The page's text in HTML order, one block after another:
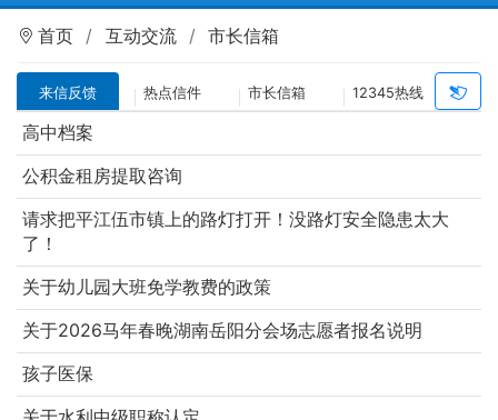
首页 互动交流 市长信箱
来信反馈 热点信件 市长信箱 12345热线
高中档案
公积金租房提取咨询
请求把平江伍市镇上的路灯打开！没路灯安全隐患太大
了！
关于幼儿园大班免学教费的政策
关于2026马年春晚湖南岳阳分会场志愿者报名说明
孩子医保